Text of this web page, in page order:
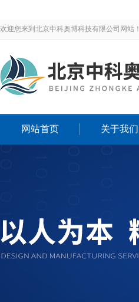
欢迎您来到北京中科奥博科技有限公司网站！
网站首页 关于我们